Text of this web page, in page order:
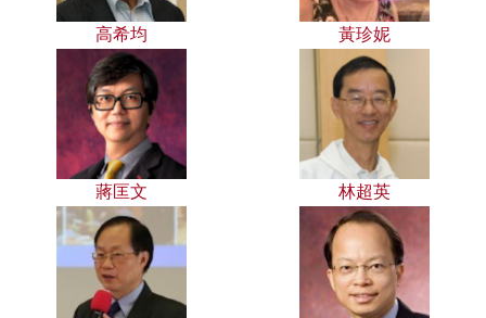
高希均 黃珍妮
蔣匡文 林超英